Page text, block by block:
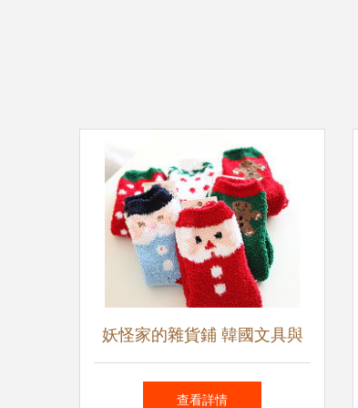
妖怪家的雜貨鋪 韓國文具與
居家日用品的一站式寶藏地
查看詳情